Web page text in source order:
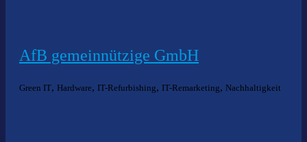
AfB gemeinnützige GmbH
Green IT, Hardware, IT-Refurbishing, IT-Remarketing, Nachhaltigkeit